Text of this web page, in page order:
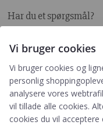
Har du et spørgsmål?
+45 60 15 72 04
Telefon & mail
Mandag – Fredag: 10.00
Vi bruger cookies
Vi bruger cookies og
personlig
analysere vores
vil tillade alle cookies.
cookies du vil acceptere